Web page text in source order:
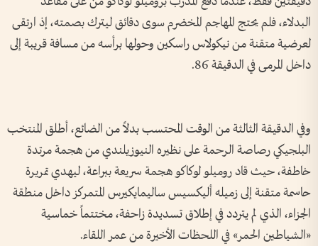
البدلاء، فلم يحتج المهاجم المخضرم سوى دقائق ليترك بصمته، إذ ارتقى
لعرضية متقنة من نيكولاس راسكين وحولها برأسه من مسافة قريبة إلى
داخل المرمى في الدقيقة 86.
وفي الدقيقة الثالثة من الوقت المحتسب بدلاً من الضائع، أطلق المنتخب
البلجيكي رصاصة الرحمة على نظيره النيوزيلندي من هجمة مرتدة
خاطفة، حيث قاد روميلو لوكاكو هجمة سريعة ببراعة، ليهدي تمريرة
حاسمة متقنة إلى زميله أليكسيس ساليمايكيرس المتمركز داخل منطقة
الجزاء، الذي لم يتردد في إطلاق تسديدة زاحفة، مختتماً خماسية
«الشياطين الحمر» في اللحظات الأخيرة من عمر اللقاء.